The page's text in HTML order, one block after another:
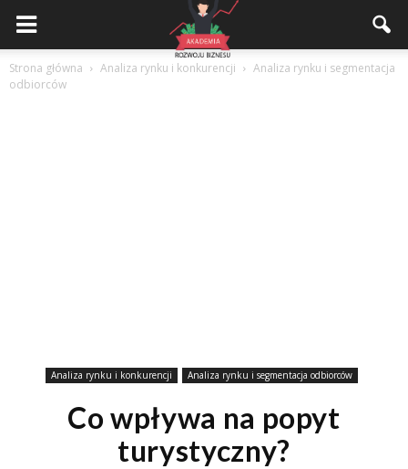
Akademiarozwojubiznesu.pl
Strona główna Analiza rynku i konkurencji
Analiza rynku i segmentacja
odbiorców
Analiza rynku i konkurencji Analiza rynku i segmentacja odbiorców
Co wpływa na popyt
turystyczny?